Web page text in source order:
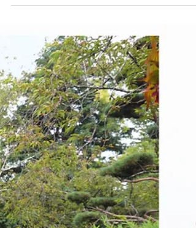
Atelier serigraphie
Hop hop hop on refait le stock pour Noël... atelier
sérigraphie pour le Cap'taine... avec du doré...du doré
et enfin... DU DORÉ FOREVER !!...